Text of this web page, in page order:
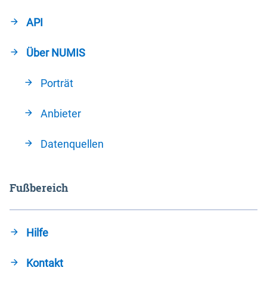
API
Über NUMIS
Porträt
Anbieter
Datenquellen
Fußbereich
Hilfe
Kontakt